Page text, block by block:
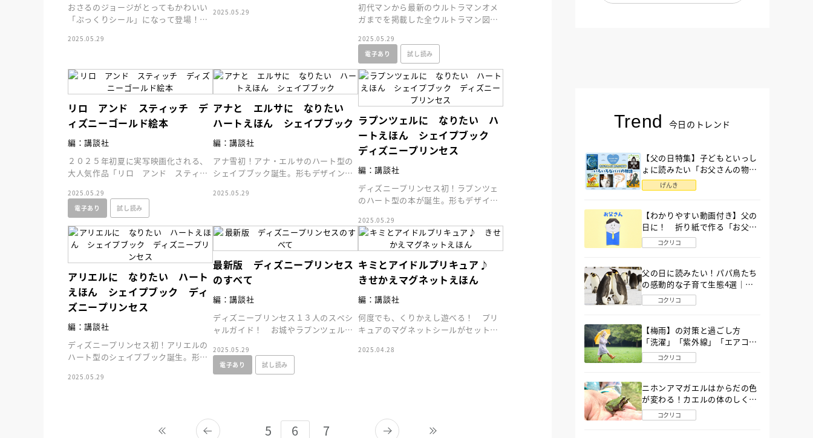
おさるのジョージがとってもかわいい
「ぷっくりシール」になって登場！
華２０枚付き！
2025.05.29
場面で遊んで下さい！
2025.05.29
初代マンから最新のウルトラマンオメ
ガまでを掲載した全ウルトラマン図鑑
ロフィールを大公開！
2025.05.29
電子あり
試し読み
リロ アンド スティッチ デ
ィズニーゴールド絵本
編：講談社
２０２５年初夏に実写映画化される、
大人気作品「リロ アンド スティッ
楽しめます！
2025.05.29
電子あり
試し読み
アナと エルサに なりたい
ハートえほん シェイプブック
編：講談社
アナ雪初！アナ・エルサのハート型の
シェイプブック誕生。形もデザインも
サになれちゃう
2025.05.29
ラプンツェルに なりたい ハ
ートえほん シェイプブック
ディズニープリンセス
編：講談社
ディズニープリンセス初！ラプンツェ
のハート型の本が誕生。形もデザイン
ェルになれちゃう
2025.05.29
アリエルに なりたい ハート
えほん シェイプブック ディ
ズニープリンセス
編：講談社
ディズニープリンセス初！アリエルの
ハート型のシェイプブック誕生。形も
アリエルになれちゃう
2025.05.29
最新版 ディズニープリンセス
のすべて
編：講談社
ディズニープリンセス１３人のスペシ
ャルガイド！ お城やラプンツェルの
スのすべてがわかります
2025.05.29
電子あり
試し読み
キミとアイドルプリキュア♪
きせかえマグネットえほん
編：講談社
何度でも、くりかえし遊べる！ プリ
キュアのマグネットシールがセットに
2025.04.28
5 6 7
Trend 今日のトレンド
【父の日特集】子どもといっし
ょに読みたい「お父さんの物
語」６選
げんき
【わかりやすい動画付き】父の
日に！ 折り紙で作る「お父さ
ん」の簡単な折り方
コクリコ
父の日に読みたい！パパ鳥たち
の感動的な子育て生態4選｜図
鑑MOVE
コクリコ
【梅雨】の対策と過ごし方
「洗濯」「紫外線」「エアコ
ン」「ゲリラ豪雨」…〔気象予
報士が完全ガイド〕
コクリコ
ニホンアマガエルはからだの色
が変わる！カエルの体のしくみ
から両生類の特ちょうまで図鑑
MOVEが解説！
コクリコ